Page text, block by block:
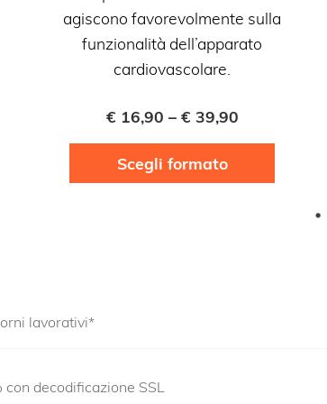
agiscono favorevolmente sulla
funzionalità dell’apparato
cardiovascolare.
€16,90 – €39,90
Scegli formato
prodotto
lavorativi*
decodificazione SSL